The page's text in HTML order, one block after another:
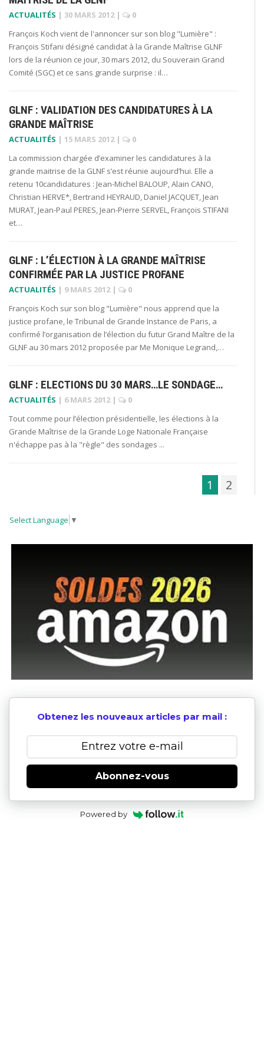
ACTUALITÉS | 30 MARS 2012 |
0
François Koch vient de l'annoncer sur son blog "Lumière" :
François Stifani désigné candidat à la Grande Maîtrise GLNF
lors de la réunion ce jour, 30 mars 2012, du Souverain Grand
Comité (SGC) et ce sans grande surprise : il…
GLNF : VALIDATION DES CANDIDATURES À LA
GRANDE MAÎTRISE
ACTUALITÉS | 15 MARS 2012 |
0
La commission chargée d’examiner les candidatures à la
grande maitrise de la GLNF s’est réunie aujourd’hui. Elle a
retenu 10candidatures : Jean-Michel BALOUP, Alain CANO,
Christian HERVE*, Bertrand HEYRAUD, Daniel JACQUET, Jean
MURAT, Jean-Paul PERES, Jean-Pierre SERVEL, François STIFANI
et…
GLNF : L’ÉLECTION À LA GRANDE MAÎTRISE
CONFIRMÉE PAR LA JUSTICE PROFANE
ACTUALITÉS | 9 MARS 2012 |
0
François Koch sur son blog "Lumière" nous apprend que la
justice profane, le Tribunal de Grande Instance de Paris, a
confirmé l’organisation de l’élection du futur Grand Maître de la
GLNF au 30 mars 2012 proposée par Me Monique Legrand,…
GLNF : ELECTIONS DU 30 MARS…LE SONDAGE…
ACTUALITÉS | 6 MARS 2012 |
0
Tout comme pour l’élection présidentielle, les élections à la
Grande Maîtrise de la Grande Loge Nationale Française
n'échappe pas à la "règle" des sondages ...
1 2
Select Language ▼
Obtenez les nouveaux articles par mail :
Abonnez-vous
Powered by